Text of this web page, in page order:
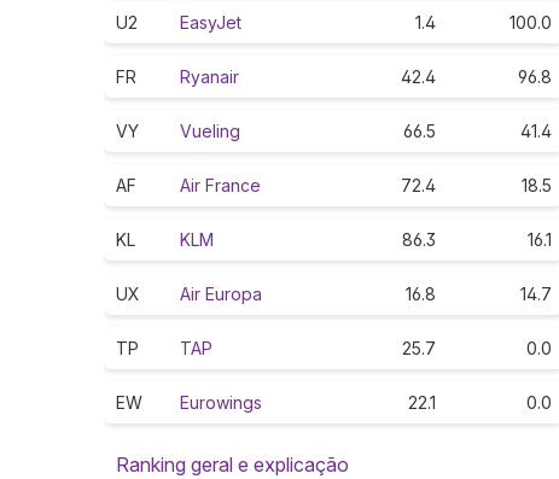
U2 EasyJet 1.4 100.0
FR Ryanair 42.4 96.8
VY Vueling 66.5 41.4
AF Air France 72.4 18.5
KL KLM 86.3 16.1
UX Air Europa 16.8 14.7
TP TAP 25.7 0.0
EW Eurowings 22.1 0.0
Ranking geral e explicação